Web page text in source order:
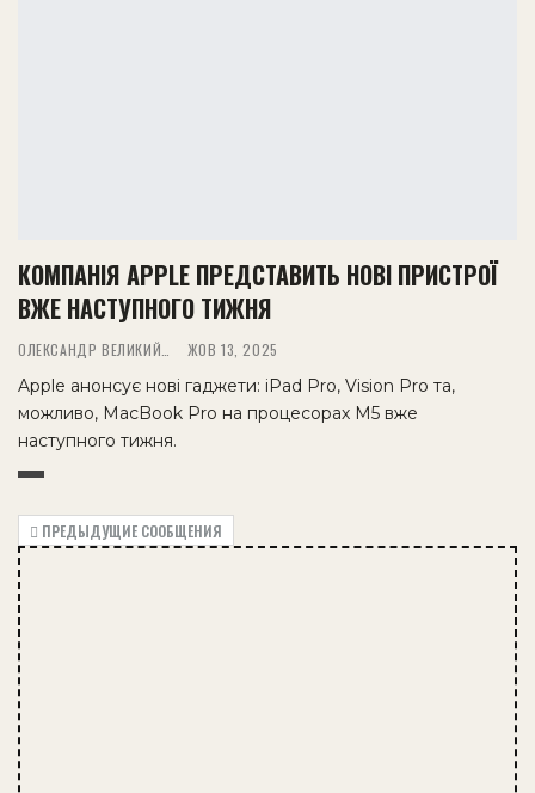
КОМПАНІЯ APPLE ПРЕДСТАВИТЬ НОВІ ПРИСТРОЇ
ВЖЕ НАСТУПНОГО ТИЖНЯ
ЖОВ 13, 2025
Apple анонсує нові гаджети: iPad Pro, Vision Pro та,
можливо, MacBook Pro на процесорах M5 вже
наступного тижня.
ПРЕДЫДУЩИЕ СООБЩЕНИЯ